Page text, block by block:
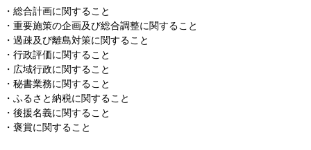
・総合計画に関すること
・重要施策の企画及び総合調整に関すること
・過疎及び離島対策に関すること
・行政評価に関すること
・広域行政に関すること
・秘書業務に関すること
・ふるさと納税に関すること
・後援名義に関すること
・褒賞に関すること